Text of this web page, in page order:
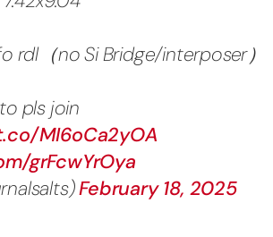
rdl（no Si Bridge/interposer）
pls join
MI6oCa2yOA
grFcwYrOya
February 18, 2025